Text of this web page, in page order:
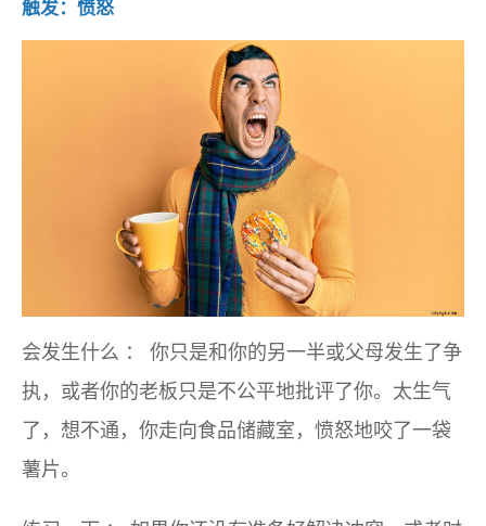
触发：愤怒
会发生什么 ：
你只是和你的另一半或父母发生了争
执，或者你的老板只是不公平地批评了你。太生气
了，想不通，你走向食品储藏室，愤怒地咬了一袋
薯片。